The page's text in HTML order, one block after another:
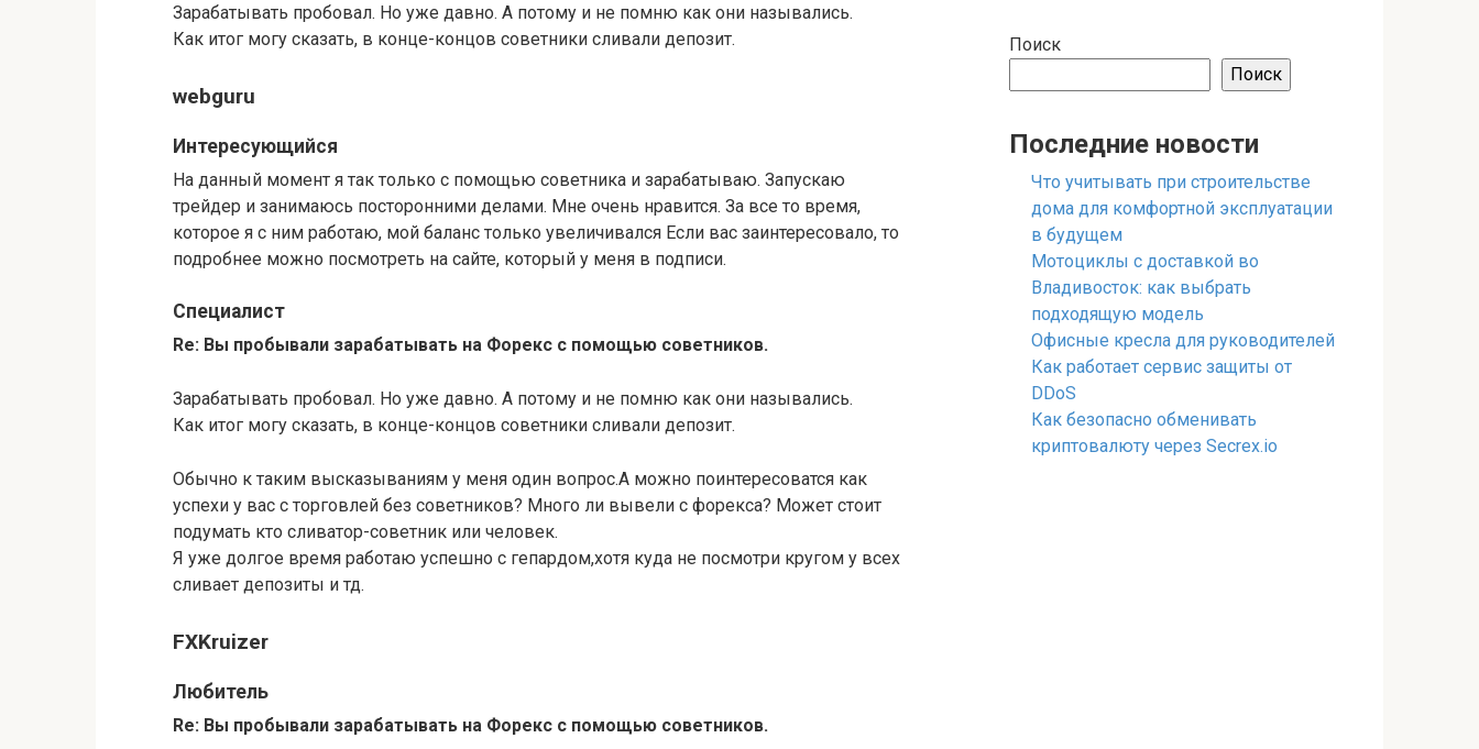
Зарабатывать пробовал. Но уже давно. А потому и не помню как они назывались.
Как итог могу сказать, в конце-концов советники сливали депозит.
webguru
Интересующийся
На данный момент я так только с помощью советника и зарабатываю. Запускаю
трейдер и занимаюсь посторонними делами. Мне очень нравится. За все то время,
которое я с ним работаю, мой баланс только увеличивался Если вас заинтересовало, то
подробнее можно посмотреть на сайте, который у меня в подписи.
Специалист
Re: Вы пробывали зарабатывать на Форекс с помощью советников.
Зарабатывать пробовал. Но уже давно. А потому и не помню как они назывались.
Как итог могу сказать, в конце-концов советники сливали депозит.
Обычно к таким высказываниям у меня один вопрос.А можно поинтересоватся как
успехи у вас с торговлей без советников? Много ли вывели с форекса? Может стоит
подумать кто сливатор-советник или человек.
Я уже долгое время работаю успешно с гепардом,хотя куда не посмотри кругом у всех
сливает депозиты и тд.
FXKruizer
Любитель
Re: Вы пробывали зарабатывать на Форекс с помощью советников.
Поиск
Поиск
Последние новости
Что учитывать при строительстве
дома для комфортной эксплуатации
в будущем
Мотоциклы с доставкой во
Владивосток: как выбрать
подходящую модель
Офисные кресла для руководителей
Как работает сервис защиты от
DDoS
Как безопасно обменивать
криптовалюту через Secrex.io